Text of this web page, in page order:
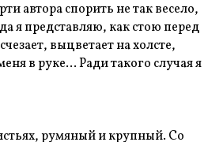
автора спорить не так весело,
я представляю, как стою перед
выцветает на холсте,
в руке… Ради такого случая я
румяный и крупный. Со